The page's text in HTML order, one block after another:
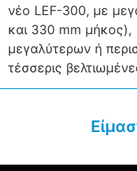
νέο LEF-300, με
και 330 mm μήκος),
μεγαλύτερων ή
τέσσερις